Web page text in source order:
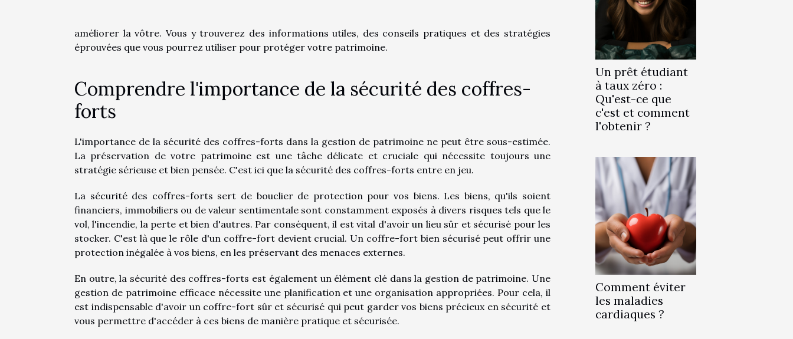
améliorer la vôtre. Vous y trouverez des informations utiles, des conseils pratiques et des stratégies
éprouvées que vous pourrez utiliser pour protéger votre patrimoine.
Comprendre l'importance de la sécurité des coffres-
forts
L'importance de la sécurité des coffres-forts dans la gestion de patrimoine ne peut être sous-estimée.
La préservation de votre patrimoine est une tâche délicate et cruciale qui nécessite toujours une
stratégie sérieuse et bien pensée. C'est ici que la sécurité des coffres-forts entre en jeu.
La sécurité des coffres-forts sert de bouclier de protection pour vos biens. Les biens, qu'ils soient
financiers, immobiliers ou de valeur sentimentale sont constamment exposés à divers risques tels que le
vol, l'incendie, la perte et bien d'autres. Par conséquent, il est vital d'avoir un lieu sûr et sécurisé pour les
stocker. C'est là que le rôle d'un coffre-fort devient crucial. Un coffre-fort bien sécurisé peut offrir une
protection inégalée à vos biens, en les préservant des menaces externes.
En outre, la sécurité des coffres-forts est également un élément clé dans la gestion de patrimoine. Une
gestion de patrimoine efficace nécessite une planification et une organisation appropriées. Pour cela, il
est indispensable d'avoir un coffre-fort sûr et sécurisé qui peut garder vos biens précieux en sécurité et
vous permettre d'accéder à ces biens de manière pratique et sécurisée.
Un prêt étudiant
à taux zéro :
Qu'est-ce que
c'est et comment
l'obtenir ?
Comment éviter
les maladies
cardiaques ?